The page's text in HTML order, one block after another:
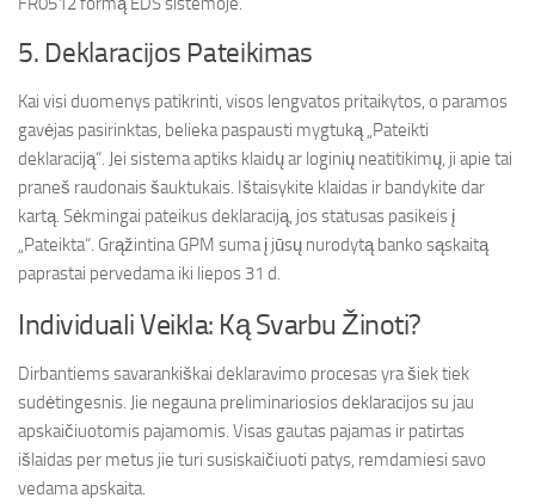
5. Deklaracijos Pateikimas
Kai visi duomenys patikrinti, visos lengvatos pritaikytos, o paramos
gavėjas pasirinktas, belieka paspausti mygtuką „Pateikti
deklaraciją“. Jei sistema aptiks klaidų ar loginių neatitikimų, ji apie tai
praneš raudonais šauktukais. Ištaisykite klaidas ir bandykite dar
kartą. Sėkmingai pateikus deklaraciją, jos statusas pasikeis į
„Pateikta“. Grąžintina GPM suma į jūsų nurodytą banko sąskaitą
paprastai pervedama iki liepos 31 d.
Individuali Veikla: Ką Svarbu Žinoti?
Dirbantiems savarankiškai deklaravimo procesas yra šiek tiek
sudėtingesnis. Jie negauna preliminariosios deklaracijos su jau
apskaičiuotomis pajamomis. Visas gautas pajamas ir patirtas
išlaidas per metus jie turi susiskaičiuoti patys, remdamiesi savo
vedama apskaita.